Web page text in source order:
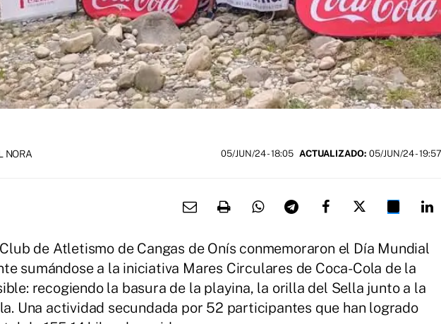
NORA 05/JUN/24- 18:05 ACTUALIZADO: 05/JUN/24 - 19:57
de Atletismo de Cangas de Onís conmemoraron el Día Mundial
sumándose a la iniciativa Mares Circulares de Coca-Cola de la
recogiendo la basura de la playina, la orilla del Sella junto a la
Una actividad secundada por 52 participantes que han logrado